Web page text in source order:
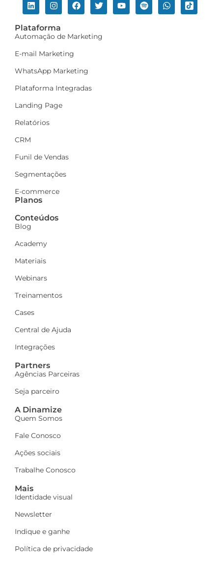
Plataforma
Automação de Marketing
E-mail Marketing
WhatsApp Marketing
Plataforma Integradas
Landing Page
Relatórios
CRM
Funil de Vendas
Segmentações
E-commerce
Planos
Conteúdos
Blog
Academy
Materiais
Webinars
Treinamentos
Cases
Central de Ajuda
Integrações
Partners
Agências Parceiras
Seja parceiro
A Dinamize
Quem Somos
Fale Conosco
Ações sociais
Trabalhe Conosco
Mais
Identidade visual
Newsletter
Indique e ganhe
Política de privacidade